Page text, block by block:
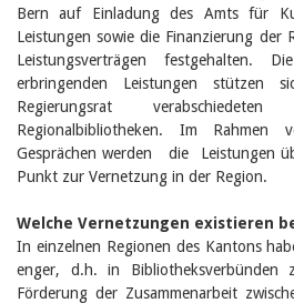
Bern auf Einladung des Amts für
Leistungen sowie die Finanzierung der
Leistungsverträgen festgehalten.
erbringenden Leistungen
Regierungsrat
Regionalbibliotheken. Im Rahmen
Gesprächen werden die Leistungen
Punkt zur Vernetzung in der Region.
Welche Vernetzungen existieren
In einzelnen Regionen des Kantons
enger, d.h. in Bibliotheksverbünden
Förderung der Zusammenarbeit